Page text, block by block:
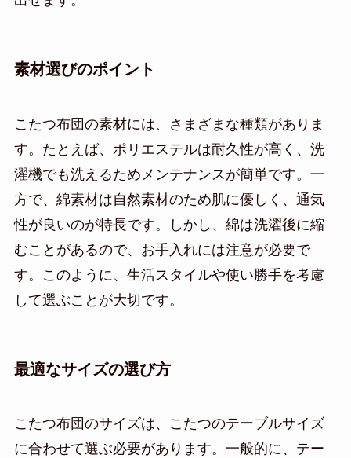
素材選びのポイント
こたつ布団の素材には、さまざまな種類がありま
す。たとえば、ポリエステルは耐久性が高く、洗
濯機でも洗えるためメンテナンスが簡単です。一
方で、綿素材は自然素材のため肌に優しく、通気
性が良いのが特長です。しかし、綿は洗濯後に縮
むことがあるので、お手入れには注意が必要で
す。このように、生活スタイルや使い勝手を考慮
して選ぶことが大切です。
最適なサイズの選び方
こたつ布団のサイズは、こたつのテーブルサイズ
に合わせて選ぶ必要があります。一般的に、テー